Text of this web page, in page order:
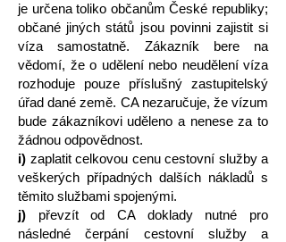
je určena toliko občanům České republiky;
občané jiných států jsou povinni zajistit si
víza samostatně. Zákazník bere na
vědomí, že o udělení nebo neudělení víza
rozhoduje pouze příslušný zastupitelský
úřad dané země. CA nezaručuje, že vízum
bude zákazníkovi uděleno a nenese za to
žádnou odpovědnost.
i) zaplatit celkovou cenu cestovní služby a
veškerých případných dalších nákladů s
těmito službami spojenými.
j) převzít od CA doklady nutné pro
následné čerpání cestovní služby a